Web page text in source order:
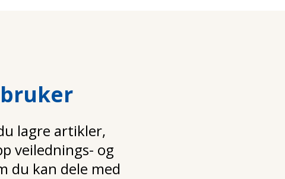
lagre artikler,
veilednings- og
du kan dele med